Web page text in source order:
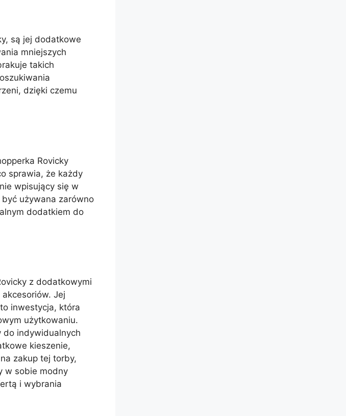
są jej dodatkowe
mniejszych
takich
dzięki czemu
Rovicky
sprawia, że każdy
wpisujący się w
używana zarówno
dodatkiem do
z dodatkowymi
Jej
inwestycja, która
użytkowaniu.
do indywidualnych
kieszenie,
zakup tej torby,
w sobie modny
i wybrania